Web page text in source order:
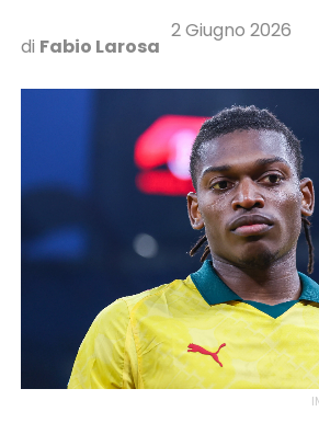
di Fabio Larosa
2 Giugno 2026